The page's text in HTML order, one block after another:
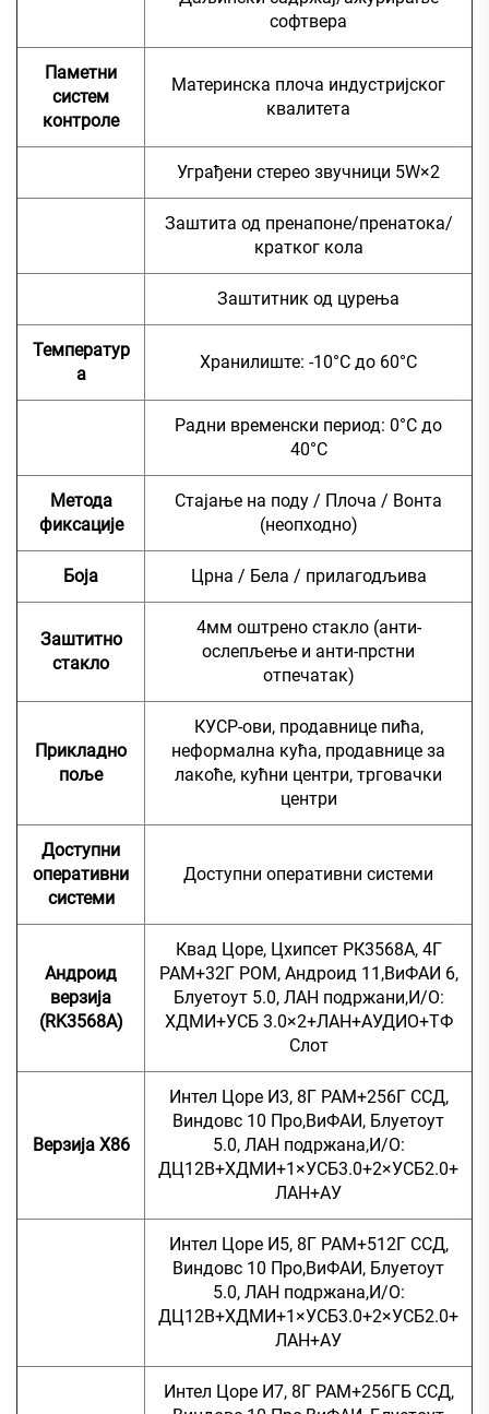
софтвера
Паметни
систем
контроле
Материнска плоча индустријског
квалитета
Уграђени стерео звучници 5W×2
Заштита од пренапоне/пренатока/
кратког кола
Заштитник од цурења
Температур
а
Хранилиште: -10°C до 60°C
Радни временски период: 0°C до
40°C
Метода
фиксације
Стајање на поду / Плоча / Вонта
(неопходно)
Боја Црна / Бела / прилагодљива
Заштитно
стакло
4мм оштрено стакло (анти-
ослепљење и анти-прстни
отпечатак)
Прикладно
поље
КУСР-ови, продавнице пића,
неформална кућа, продавнице за
лакоће, кућни центри, трговачки
центри
Доступни
оперативни
системи
Доступни оперативни системи
Андроид
верзија
(RK3568A)
Квад Цоре, Цхипсет РК3568А, 4Г
РАМ+32Г РОМ, Андроид 11,ВиФАИ 6,
Блуетоут 5.0, ЛАН подржани,И/О:
ХДМИ+УСБ 3.0×2+ЛАН+АУДИО+ТФ
Слот
Верзија X86
Интел Цоре И3, 8Г РАМ+256Г ССД,
Виндовс 10 Про,ВиФАИ, Блуетоут
5.0, ЛАН подржана,И/О:
ДЦ12В+ХДМИ+1×УСБ3.0+2×УСБ2.0+
ЛАН+АУ
Интел Цоре И5, 8Г РАМ+512Г ССД,
Виндовс 10 Про,ВиФАИ, Блуетоут
5.0, ЛАН подржана,И/О:
ДЦ12В+ХДМИ+1×УСБ3.0+2×УСБ2.0+
ЛАН+АУ
Интел Цоре И7, 8Г РАМ+256ГБ ССД,